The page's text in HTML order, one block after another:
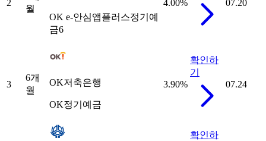
2
월
OK e-안심앱플러스정기예
금6
4.00%
07.20
3
6개
월
OK저축은행
OK정기예금
3.90%
확인하
기
07.24
확인하